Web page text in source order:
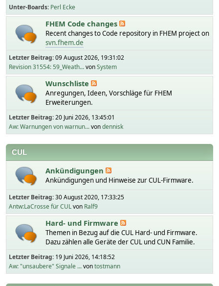
Unter-Boards Perl Ecke
FHEM Code changes
Recent changes to Code repository in FHEM project on
svn.fhem.de
Letzter Beitrag:09 August 2026, 19:31:02
Revision 31554: 59_Weath...vonSystem
Wunschliste
Anregungen, Ideen, Vorschläge für FHEM
Erweiterungen.
Letzter Beitrag:20 Juni 2026, 13:45:01
Aw: Warnungen von warnun...vondennisk
CUL
Ankündigungen
Ankündigungen und Hinweise zur CUL-Firmware.
Letzter Beitrag:30 August 2020, 17:33:25
Antw:LaCrosse für CULvon Ralf9
Hard- und Firmware
Themen in Bezug auf die CUL Hard- und Firmware.
Dazu zählen alle Geräte der CUL und CUN Familie.
Letzter Beitrag: 19 Juni 2026, 14:18:52
Aw: "unsaubere" Signale ...vontostmann